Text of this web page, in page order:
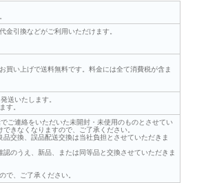
金引換などがご利用いただけます。
い上げで送料無料です。料金には全て消費税が含ま
送いたします。
す。
ご連絡をいただいた未開封・未使用のものとさせてい
きなくなりますので、ご了承ください。
交換、誤品配送交換は当社負担とさせていただきま
のうえ、新品、または同等品と交換させていただきま
で、ご了承ください。